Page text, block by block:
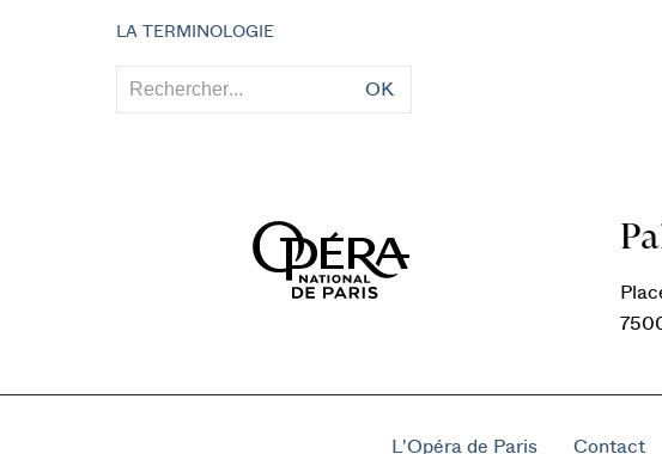
LA TERMINOLOGIE
OK
L'Opéra de Paris Contact